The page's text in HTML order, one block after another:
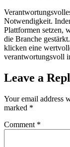
Notwendigkeit.
Plattformen setzen,
die Branche
klicken eine
verantwortungsvoll
Leave a
Your email address
marked *
Comment *